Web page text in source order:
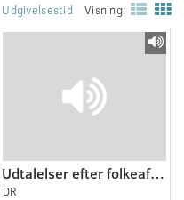
Udgivelsestid Visning:
Udtalelser efter folkeafstemningen om junigrundloven 1953
DR